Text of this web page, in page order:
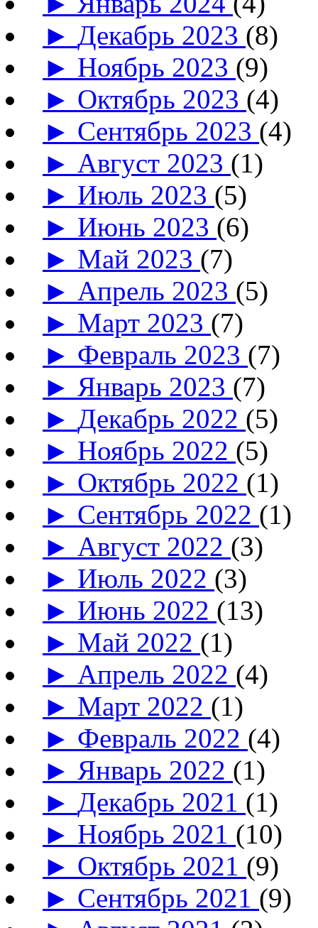
►Декабрь 2023 (8)
► Ноябрь 2023 (9)
► Октябрь 2023 (4)
► Сентябрь 2023 (4)
► Август 2023 (1)
► Июль 2023 (5)
► Июнь 2023 (6)
► Май 2023 (7)
► Апрель 2023 (5)
► Март 2023 (7)
► Февраль 2023 (7)
► Январь 2023 (7)
►Декабрь 2022 (5)
► Ноябрь 2022 (5)
► Октябрь 2022 (1)
► Сентябрь 2022 (1)
► Август 2022 (3)
► Июль 2022 (3)
► Июнь 2022 (13)
► Май 2022 (1)
► Апрель 2022 (4)
► Март 2022 (1)
► Февраль 2022 (4)
► Январь 2022 (1)
►Декабрь 2021 (1)
► Ноябрь 2021 (10)
► Октябрь 2021 (9)
► Сентябрь 2021 (9)